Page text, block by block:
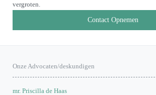
vergroten.
Contact Opnemen
Onze Advocaten/deskundigen
mr. Priscilla de Haas